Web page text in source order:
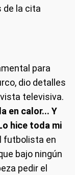
de la cita
para
dio detalles
televisiva.
en calor... Y
hice toda mi
futbolista en
bajo ningún
pedir el